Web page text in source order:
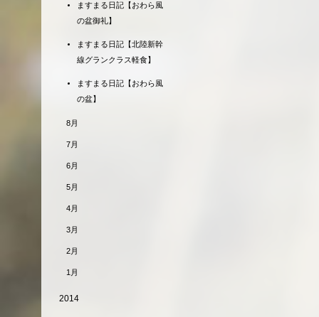
ますまる日記【おわら風
の盆御礼】
ますまる日記【北陸新幹
線グランクラス軽食】
ますまる日記【おわら風
の盆】
8月
7月
6月
5月
4月
3月
2月
1月
2014